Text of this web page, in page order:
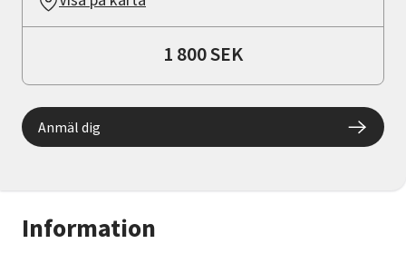
Information
1 800 SEK
Anmäl dig